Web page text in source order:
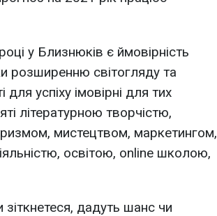
у Близнюків є ймовірність
розширенню світогляду та
успіху імовірні для тих
літературною творчістю,
мистецтвом, маркетингом,
освітою, online школою,
дадуть шанс чи